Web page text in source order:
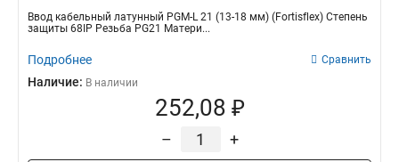
Ввод кабельный латунный PGM-L 21 (13-18 мм) (Fortisflex) Степень
защиты 68IP Резьба PG21 Матери...
Подробнее Сравнить
Наличие: В наличии
252,08 ₽
– +